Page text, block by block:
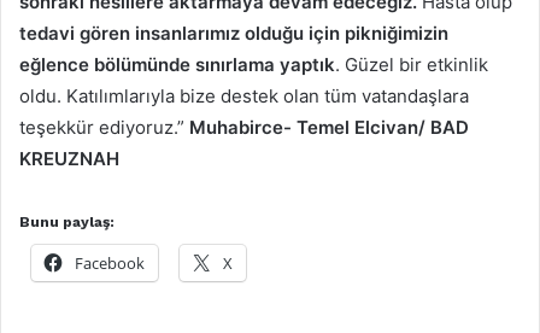
tedavi gören insanlarımız olduğu için pikniğimizin
eğlence bölümünde sınırlama yaptık. Güzel bir etkinlik
oldu. Katılımlarıyla bize destek olan tüm vatandaşlara
teşekkür ediyoruz.” Muhabirce- Temel Elcivan/ BAD
KREUZNAH
Bunu paylaş:
Facebook X